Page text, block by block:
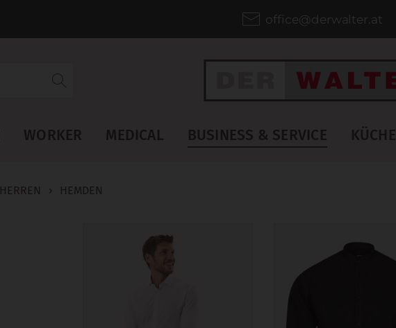
office@derwalter.at
WORKER MEDICAL BUSINESS & SERVICE KÜCHE
HERREN › HEMDEN